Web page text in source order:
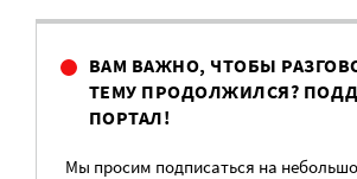
ВАМ ВАЖНО, ЧТОБЫ
ТЕМУ ПРОДОЛЖИЛСЯ?
ПОРТАЛ!
Мы просим подписаться на